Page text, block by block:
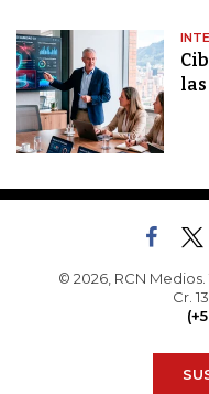
© 2026, RCN
Cr.